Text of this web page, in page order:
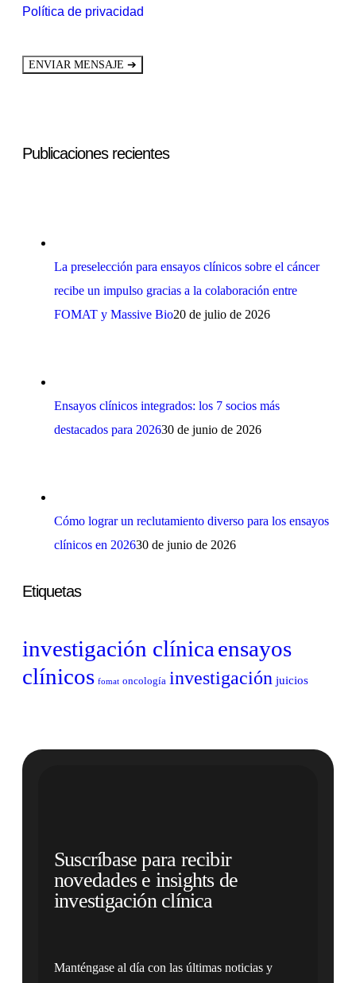
Política de privacidad
ENVIAR MENSAJE ➔
Publicaciones recientes
La preselección para ensayos clínicos sobre el cáncer
recibe un impulso gracias a la colaboración entre
FOMAT y Massive Bio20 de julio de 2026
Ensayos clínicos integrados: los 7 socios más
destacados para 202630 de junio de 2026
Cómo lograr un reclutamiento diverso para los ensayos
clínicos en 202630 de junio de 2026
Etiquetas
investigación clínica ensayos
clínicos fomat oncología investigación juicios
Suscríbase para recibir
novedades e insights de
investigación clínica
Manténgase al día con las últimas noticias y